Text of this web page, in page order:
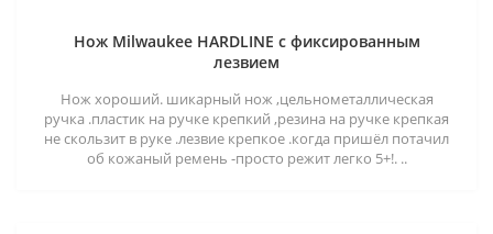
Нож Milwaukee HARDLINE с фиксированным
лезвием
Нож хороший. шикарный нож ,цельнометаллическая
ручка .пластик на ручке крепкий ,резина на ручке крепкая
не скользит в руке .лезвие крепкое .когда пришёл потачил
об кожаный ремень -просто режит легко 5+!. ..